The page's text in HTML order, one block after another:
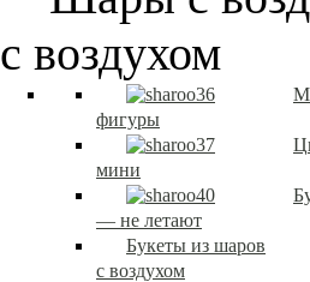
с воздухом
фигуры
мини
— не летают
Букеты из шаров
с воздухом